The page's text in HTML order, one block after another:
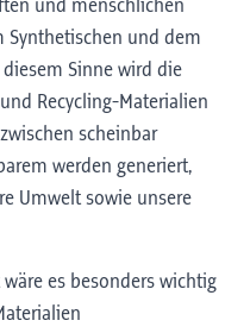
und menschlichen
Synthetischen und dem
Sinne wird die
Recycling-Materialien
scheinbar
werden generiert,
Umwelt sowie unsere
es besonders wichtig